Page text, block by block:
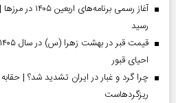
رسید
احیای قبور
چرا گرد و غبار در ایران تشدید شد؟ | حقابه
ریزگردهاست